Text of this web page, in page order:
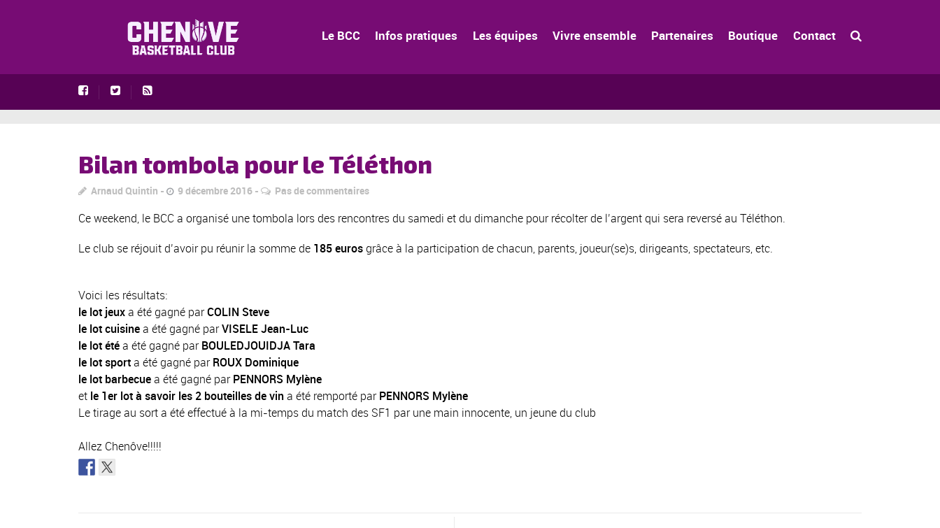
Le BCC Infos pratiques Les équipes Vivre ensemble Partenaires Boutique Contact
Bilan tombola pour le Téléthon
Arnaud Quintin 9 décembre 2016 Pas de commentaires
Ce weekend, le BCC a organisé une tombola lors des rencontres du samedi et du dimanche pour récolter de l’argent qui sera reversé au Téléthon.
Le club se réjouit d’avoir pu réunir la somme de 185 euros grâce à la participation de chacun, parents, joueur(se)s, dirigeants, spectateurs, etc.
Voici les résultats:
le lot jeuxa été gagné parCOLIN Steve
le lot cuisinea été gagné parVISELE Jean-Luc
le lot étéa été gagné parBOULEDJOUIDJA Tara
le lot sporta été gagné parROUX Dominique
le lot barbecuea été gagné parPENNORS Mylène
et le 1er lot à savoir les 2 bouteilles de vina été remporté parPENNORS Mylène
Le tirage au sort a été effectué à la mi-temps du match des SF1 par une main innocente, un jeune du club
Allez Chenôve!!!!!